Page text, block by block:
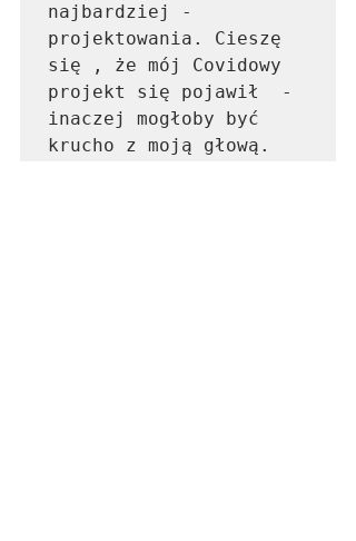
najbardziej -
projektowania. Cieszę
się , że mój Covidowy
projekt się pojawił  -
inaczej mogłoby być
krucho z moją głową.